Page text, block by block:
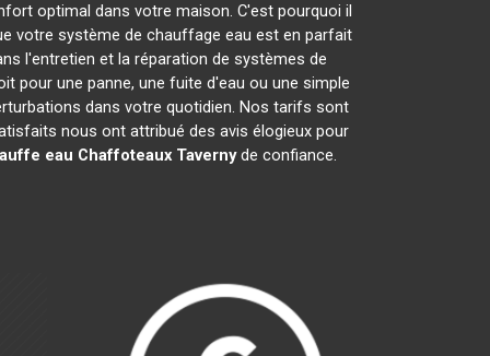
optimal dans votre maison. C'est pourquoi il
votre système de chauffage eau est en parfait
l'entretien et la réparation de systèmes de
pour une panne, une fuite d'eau ou une simple
dans votre quotidien. Nos tarifs sont
nous ont attribué des avis élogieux pour
eau Chaffoteaux Tavernyde confiance.